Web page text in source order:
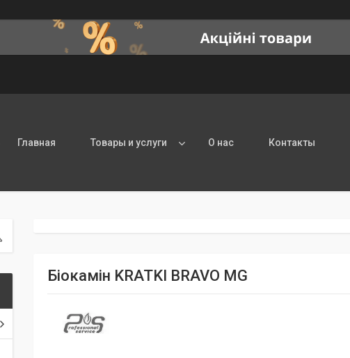
Главная Товары и услуги О нас Контакты
Біокамін KRATKI BRAVO MG